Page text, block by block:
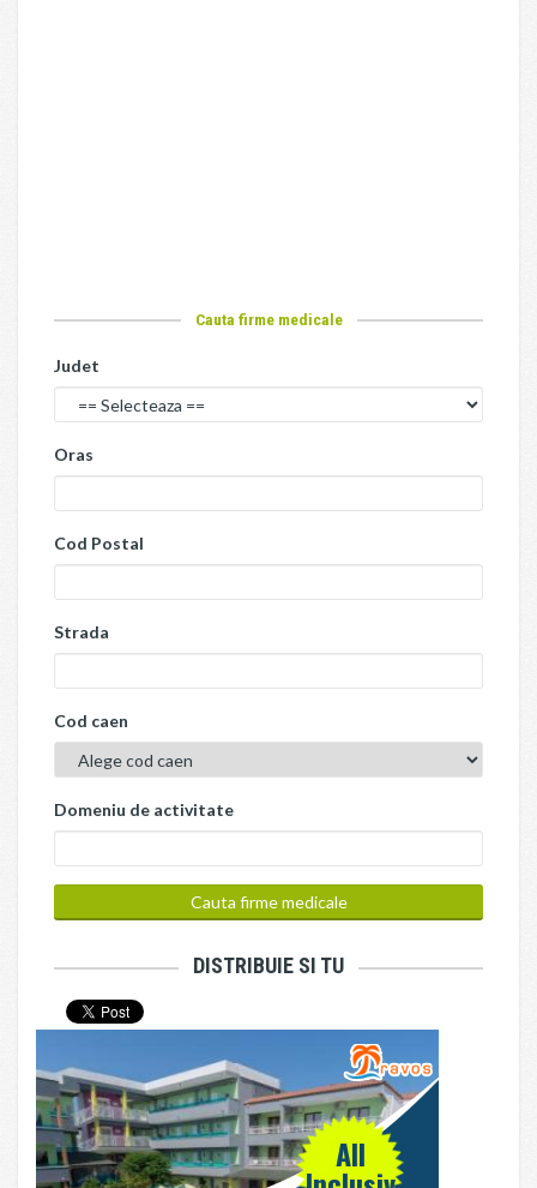
Cauta firme medicale
Judet
Oras
Cod Postal
Strada
Cod caen
Domeniu de activitate
DISTRIBUIE SI TU